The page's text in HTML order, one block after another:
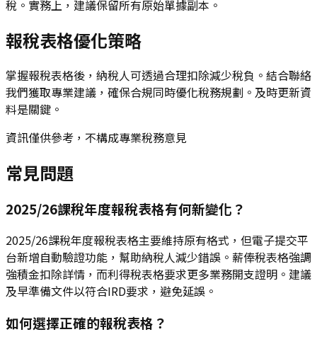
稅。實務上，建議保留所有原始單據副本。
報稅表格優化策略
掌握報稅表格後，納稅人可透過合理扣除減少稅負。結合聯絡
我們獲取專業建議，確保合規同時優化稅務規劃。及時更新資
料是關鍵。
資訊僅供參考，不構成專業稅務意見
常見問題
2025/26課稅年度報稅表格有何新變化？
2025/26課稅年度報稅表格主要維持原有格式，但電子提交平
台新增自動驗證功能，幫助納稅人減少錯誤。薪俸稅表格強調
強積金扣除詳情，而利得稅表格要求更多業務開支證明。建議
及早準備文件以符合IRD要求，避免延誤。
如何選擇正確的報稅表格？